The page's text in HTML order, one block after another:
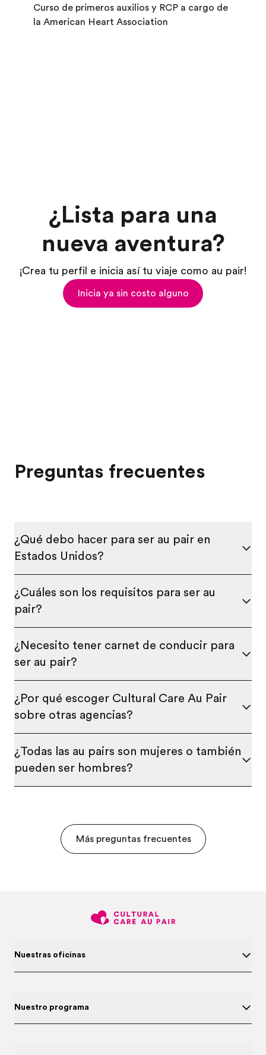
Curso de primeros auxilios y RCP a cargo de
la American Heart Association
¿Lista para una
nueva aventura?
¡Crea tu perfil e inicia así tu viaje como au pair!
Inicia ya sin costo alguno
Preguntas frecuentes
¿Qué debo hacer para ser au pair en
Estados Unidos?
¿Cuáles son los requisitos para ser au
pair?
¿Necesito tener carnet de conducir para
ser au pair?
¿Por qué escoger Cultural Care Au Pair
sobre otras agencias?
¿Todas las au pairs son mujeres o también
pueden ser hombres?
Más preguntas frecuentes
Nuestras oficinas
Nuestro programa